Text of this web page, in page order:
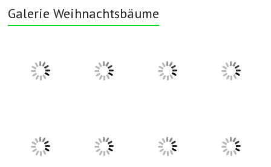
Galerie Weihnachtsbäume